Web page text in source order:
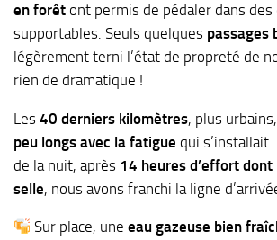
en forêt ont permis de pédaler dans
supportables. Seuls quelques passages
légèrement terni l’état de propreté de
rien de dramatique !
Les 40 derniers kilomètres, plus
peu longs avec la fatigue qui
de la nuit, après 14 heures d’effort dont
selle, nous avons franchi la ligne
Sur place, uneeau gazeuse bien